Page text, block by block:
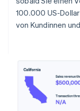
100.000 US-
von Kundinnen